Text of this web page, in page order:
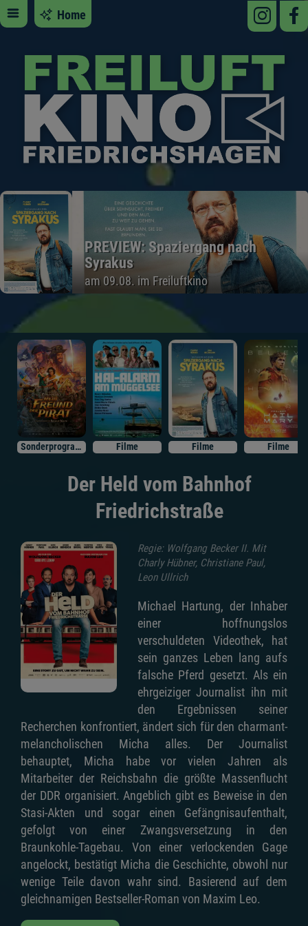
Home
PREVIEW: Spaziergang nach
Syrakus
am 09.08. im Freiluftkino
Sonderprogramm Filme Filme Filme
Der Held vom Bahnhof
Friedrichstraße
Regie: Wolfgang Becker II. Mit
Charly Hübner, Christiane Paul,
Leon Ullrich
Michael Hartung, der Inhaber
einer hoffnungslos
verschuldeten Videothek, hat
sein ganzes Leben lang aufs
falsche Pferd gesetzt. Als ein
ehrgeiziger Journalist ihn mit
den Ergebnissen seiner
Recherchen konfrontiert, ändert sich für den charmant-
melancholischen Micha alles. Der Journalist
behauptet, Micha habe vor vielen Jahren als
Mitarbeiter der Reichsbahn die größte Massenflucht
der DDR organisiert. Angeblich gibt es Beweise in den
Stasi-Akten und sogar einen Gefängnisaufenthalt,
gefolgt von einer Zwangsversetzung in den
Braunkohle-Tagebau. Von einer verlockenden Gage
angelockt, bestätigt Micha die Geschichte, obwohl nur
wenige Teile davon wahr sind. Basierend auf dem
gleichnamigen Bestseller-Roman von Maxim Leo.